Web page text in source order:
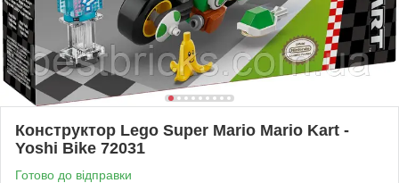
Конструктор Lego Super Mario Mario Kart -
Yoshi Bike 72031
Готово до відправки